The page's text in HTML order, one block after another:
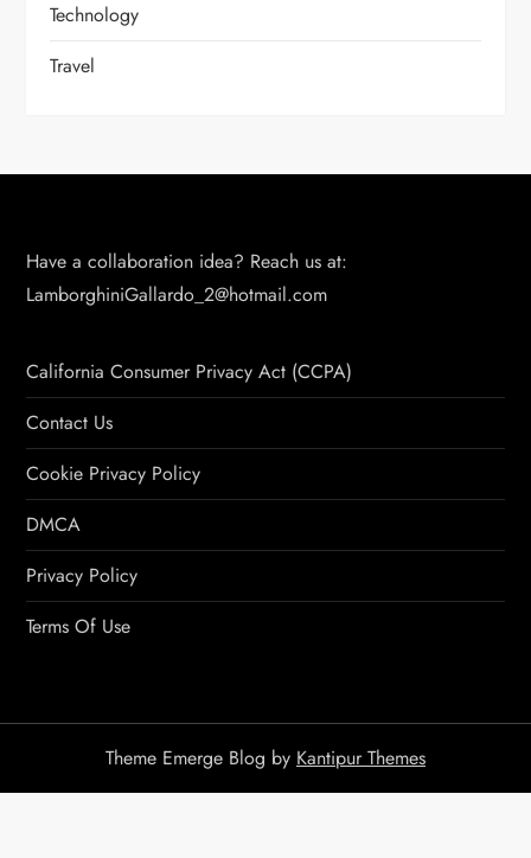
Technology
Travel
Have a collaboration idea? Reach us at:
LamborghiniGallardo_2@hotmail.com
California Consumer Privacy Act (CCPA)
Contact Us
Cookie Privacy Policy
DMCA
Privacy Policy
Terms Of Use
Theme Emerge Blog by Kantipur Themes